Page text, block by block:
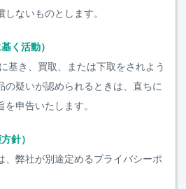
ないものとします。
く活動）
基き、買取、または下取をされよう
の疑いが認められるときは、直ちに
申告いたします。
針）
、弊社が別途定めるプライバシーポ